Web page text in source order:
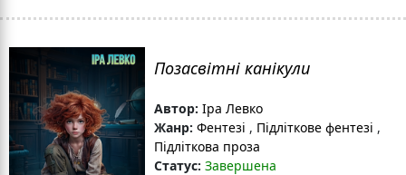
Позасвітні канікули
Автор: Іра Левко
Жанр: Фентезі , Підліткове фентезі ,
Підліткова проза
Статус: Завершена